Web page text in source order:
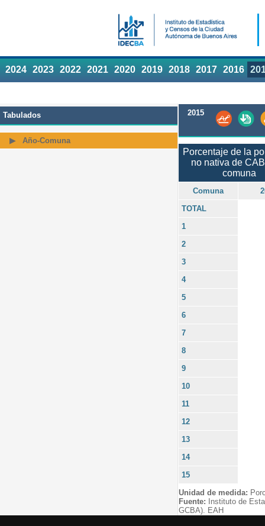
2024 2023 2022 2021 2020 2019 2018 2017 2016
Tabulados
Año-Comuna
2015
Porcentaje de la
no nativa de
comuna
Comuna
TOTAL
1
2
3
4
5
6
7
8
9
10
11
12
13
14
15
Unidad de medida:
Fuente: Instituto de
GCBA). EAH